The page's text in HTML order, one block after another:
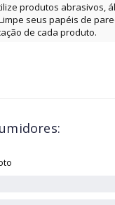
produtos abrasivos,
seus papéis de
de cada produto.